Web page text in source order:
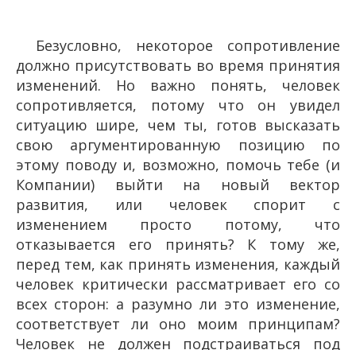
Безусловно, некоторое сопротивление
должно присутствовать во время принятия
изменений. Но важно понять, человек
сопротивляется, потому что он увидел
ситуацию шире, чем ты, готов высказать
свою аргументированную позицию по
этому поводу и, возможно, помочь тебе (и
Компании) выйти на новый вектор
развития, или человек спорит с
изменением просто потому, что
отказывается его принять? К тому же,
перед тем, как принять изменения, каждый
человек критически рассматривает его со
всех сторон: а разумно ли это изменение,
соответствует ли оно моим принципам?
Человек не должен подстраиваться под